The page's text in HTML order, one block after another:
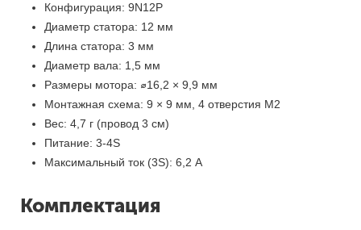
Конфигурация: 9N12P
Диаметр статора: 12 мм
Длина статора: 3 мм
Диаметр вала: 1,5 мм
Размеры мотора: ⌀16,2 × 9,9 мм
Монтажная схема: 9 × 9 мм, 4 отверстия M2
Вес: 4,7 г (провод 3 см)
Питание: 3-4S
Максимальный ток (3S): 6,2 A
Комплектация